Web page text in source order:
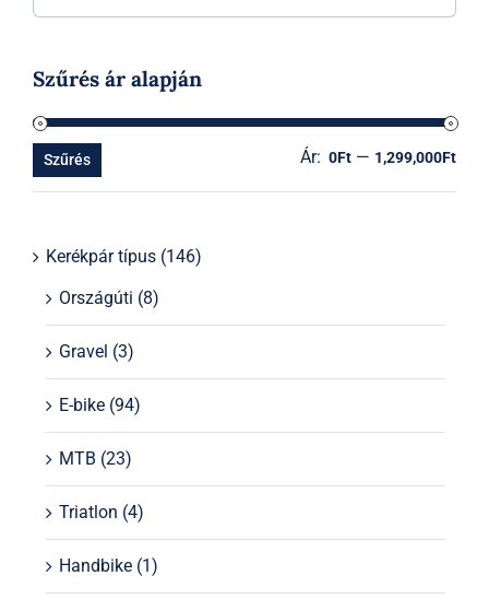
Szűrés ár alapján
Min
ár
Max
ár
Szűrés Ár: 0Ft — 1,299,000Ft
Kerékpár típus (146)
Országúti (8)
Gravel (3)
E-bike (94)
MTB (23)
Triatlon (4)
Handbike (1)